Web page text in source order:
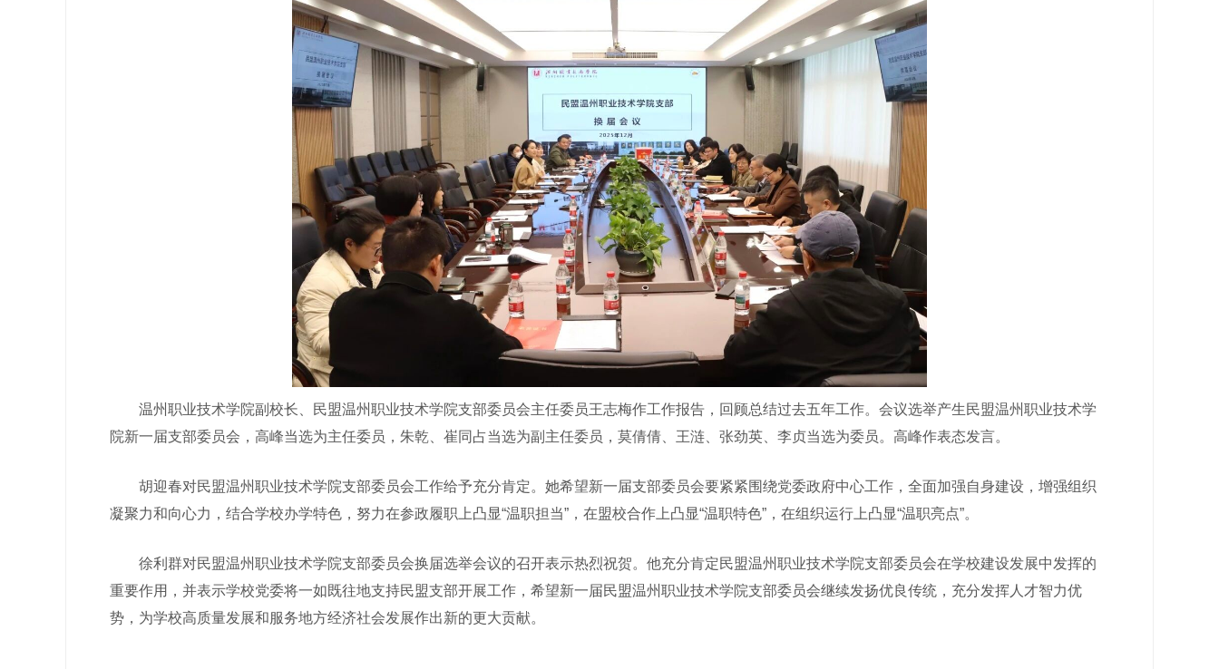
温州职业技术学院副校长、民盟温州职业技术学院支部委员会主任委员王志梅作工作报告，回顾总结过去五年工作。会议选举产生民盟温州职业技术学
院新一届支部委员会，高峰当选为主任委员，朱乾、崔同占当选为副主任委员，莫倩倩、王涟、张劲英、李贞当选为委员。高峰作表态发言。
胡迎春对民盟温州职业技术学院支部委员会工作给予充分肯定。她希望新一届支部委员会要紧紧围绕党委政府中心工作，全面加强自身建设，增强组织
凝聚力和向心力，结合学校办学特色，努力在参政履职上凸显“温职担当”，在盟校合作上凸显“温职特色”，在组织运行上凸显“温职亮点”。
徐利群对民盟温州职业技术学院支部委员会换届选举会议的召开表示热烈祝贺。他充分肯定民盟温州职业技术学院支部委员会在学校建设发展中发挥的
重要作用，并表示学校党委将一如既往地支持民盟支部开展工作，希望新一届民盟温州职业技术学院支部委员会继续发扬优良传统，充分发挥人才智力优
势，为学校高质量发展和服务地方经济社会发展作出新的更大贡献。